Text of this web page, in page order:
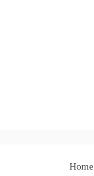
Home